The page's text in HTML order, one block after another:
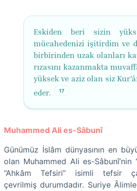
Eskiden beri sizin
mücahedenizi işitirdim ve
birbirinden uzak olanları
rızasını kazanmakta
yüksek ve aziz olan siz
eder.
17
Muhammed Ali es-Sâbunî
Günümüz İslâm dünyasının en
olan Muhammed Ali es-Sâbunî’nin
“Ahkâm Tefsiri” isimli tefsir
çevrilmiş durumdadır. Suriye